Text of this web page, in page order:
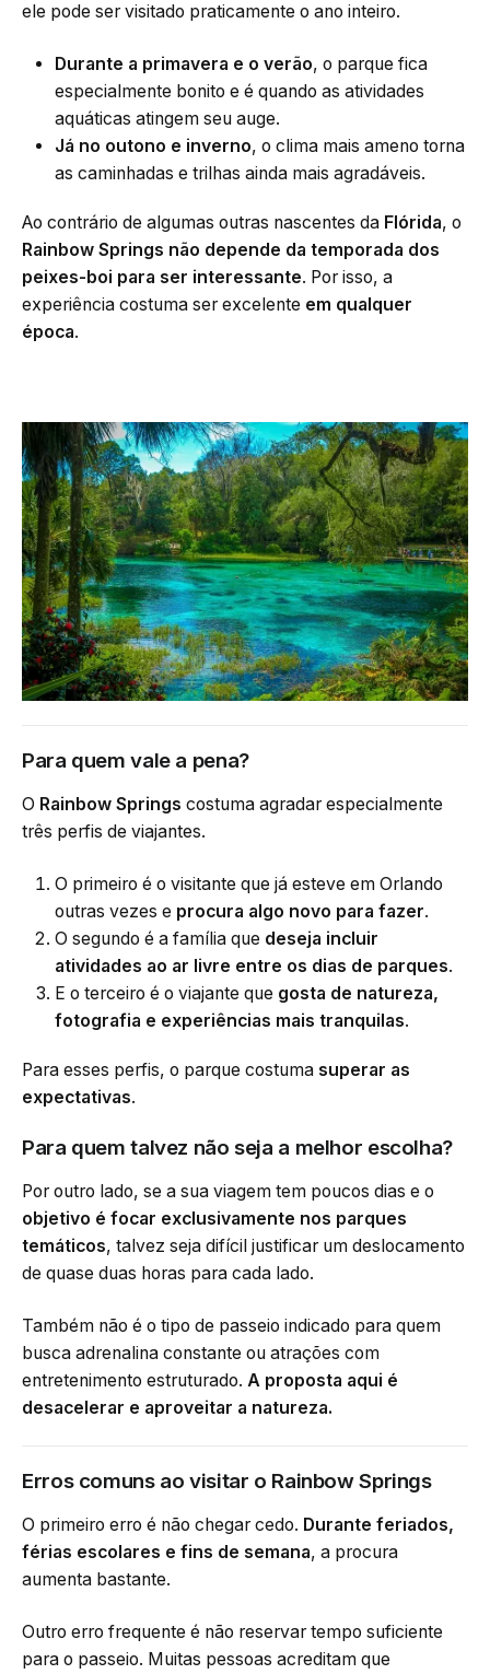
ele pode ser visitado praticamente o ano inteiro.
Durante a primavera e o verão, o parque fica
especialmente bonito e é quando as atividades
aquáticas atingem seu auge.
Já no outono e inverno, o clima mais ameno torna
as caminhadas e trilhas ainda mais agradáveis.
Ao contrário de algumas outras nascentes da Flórida, o
Rainbow Springs não depende da temporada dos
peixes-boi para ser interessante. Por isso, a
experiência costuma ser excelente em qualquer
época.
Para quem vale a pena?
O Rainbow Springs costuma agradar especialmente
três perfis de viajantes.
O primeiro é o visitante que já esteve em Orlando
outras vezes e procura algo novo para fazer.
O segundo é a família que deseja incluir
atividades ao ar livre entre os dias de parques.
E o terceiro é o viajante que gosta de natureza,
fotografia e experiências mais tranquilas.
Para esses perfis, o parque costuma superar as
expectativas.
Para quem talvez não seja a melhor escolha?
Por outro lado, se a sua viagem tem poucos dias e o
objetivo é focar exclusivamente nos parques
temáticos, talvez seja difícil justificar um deslocamento
de quase duas horas para cada lado.
Também não é o tipo de passeio indicado para quem
busca adrenalina constante ou atrações com
entretenimento estruturado. A proposta aqui é
desacelerar e aproveitar a natureza.
Erros comuns ao visitar o Rainbow Springs
O primeiro erro é não chegar cedo. Durante feriados,
férias escolares e fins de semana, a procura
aumenta bastante.
Outro erro frequente é não reservar tempo suficiente
para o passeio. Muitas pessoas acreditam que